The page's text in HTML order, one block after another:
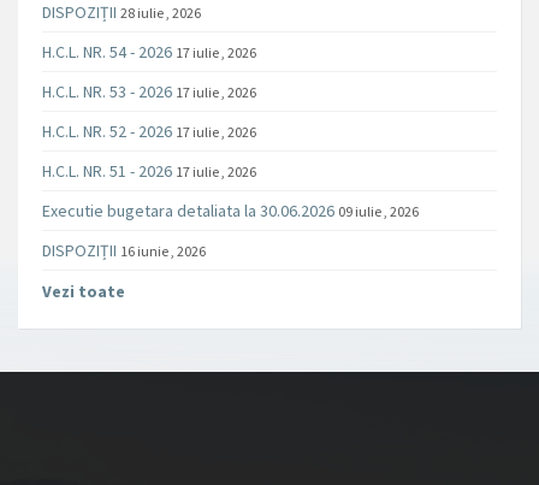
DISPOZIȚII 28 iulie , 2026
H.C.L. NR. 54 - 2026 17 iulie , 2026
H.C.L. NR. 53 - 2026 17 iulie , 2026
H.C.L. NR. 52 - 2026 17 iulie , 2026
H.C.L. NR. 51 - 2026 17 iulie , 2026
Executie bugetara detaliata la 30.06.2026 09 iulie , 2026
DISPOZIȚII 16 iunie , 2026
Vezi toate